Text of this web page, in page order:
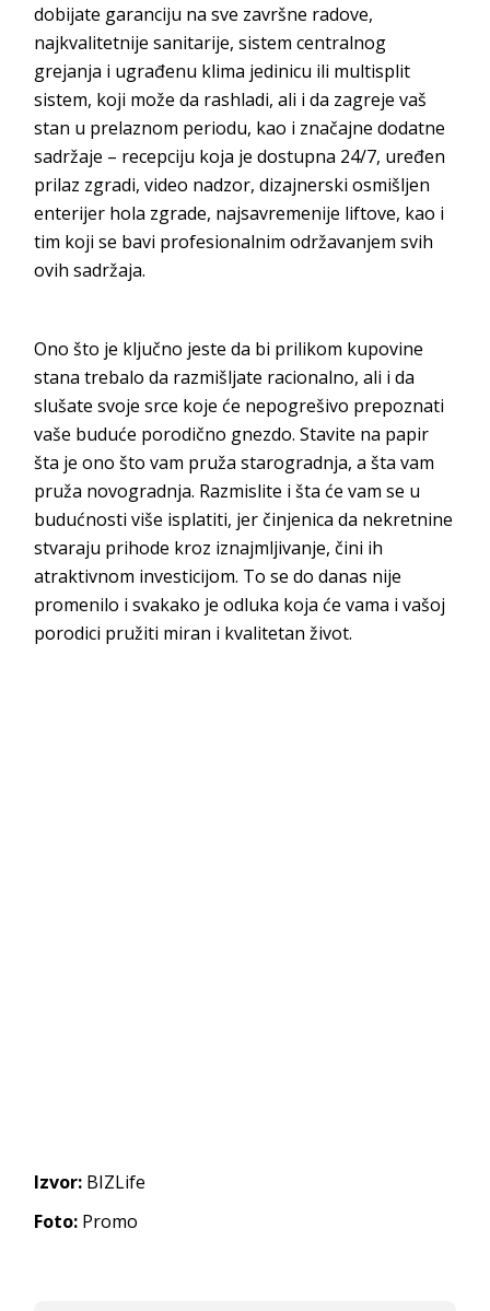
dobijate garanciju na sve završne radove,
najkvalitetnije sanitarije, sistem centralnog
grejanja i ugrađenu klima jedinicu ili multisplit
sistem, koji može da rashladi, ali i da zagreje vaš
stan u prelaznom periodu, kao i značajne dodatne
sadržaje – recepciju koja je dostupna 24/7, uređen
prilaz zgradi, video nadzor, dizajnerski osmišljen
enterijer hola zgrade, najsavremenije liftove, kao i
tim koji se bavi profesionalnim održavanjem svih
ovih sadržaja.
Ono što je ključno jeste da bi prilikom kupovine
stana trebalo da razmišljate racionalno, ali i da
slušate svoje srce koje će nepogrešivo prepoznati
vaše buduće porodično gnezdo. Stavite na papir
šta je ono što vam pruža starogradnja, a šta vam
pruža novogradnja. Razmislite i šta će vam se u
budućnosti više isplatiti, jer činjenica da nekretnine
stvaraju prihode kroz iznajmljivanje, čini ih
atraktivnom investicijom. To se do danas nije
promenilo i svakako je odluka koja će vama i vašoj
porodici pružiti miran i kvalitetan život.
Izvor: BIZLife
Foto: Promo